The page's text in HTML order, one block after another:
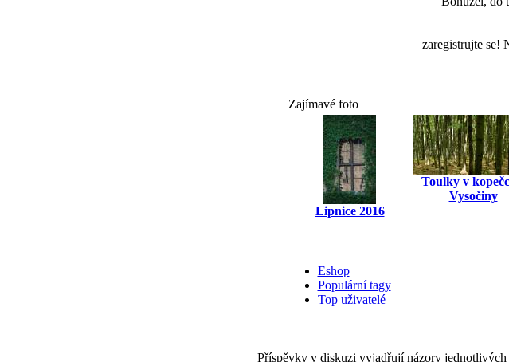
zaregistrujte se!
Zajímavé foto
Lipnice 2016
Toulky v
Vysočiny
Eshop
Populární tagy
Top uživatelé
Příspěvky v diskuzi vyjadřují názory